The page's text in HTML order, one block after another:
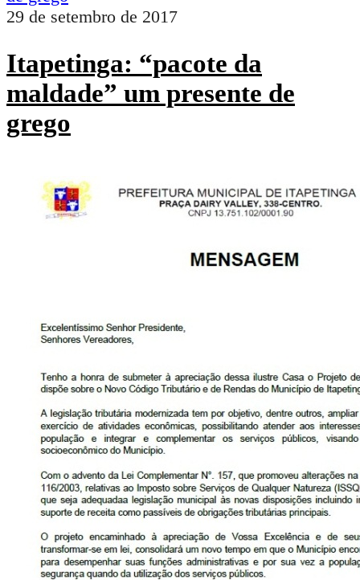
29 de setembro de 2017
Itapetinga: “pacote da
maldade” um presente de
grego